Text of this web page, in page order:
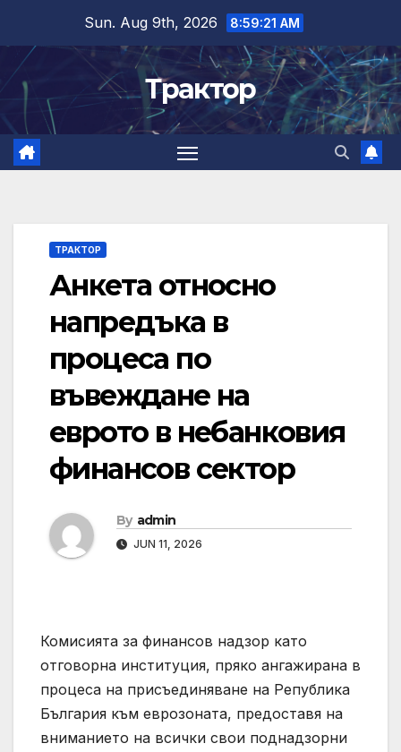
content
Sun. Aug 9th, 2026 8:59:22 AM
Трактор
ТРАКТОР
Анкета относно
напредъка в
процеса по
въвеждане на
еврото в небанковия
финансов сектор
By admin
JUN 11, 2026
Комисията за финансов надзор като
отговорна институция, пряко ангажирана в
процеса на присъединяване на Република
България към еврозоната, предоставя на
вниманието на всички свои поднадзорни